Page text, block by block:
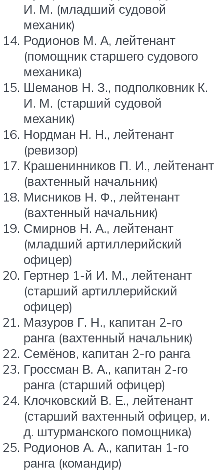
И. М. (младший судовой
механик)
Родионов М. А, лейтенант
(помощник старшего судового
механика)
Шеманов Н. З., подполковник К.
И. М. (старший судовой
механик)
Нордман Н. Н., лейтенант
(ревизор)
Крашенинников П. И., лейтенант
(вахтенный начальник)
Мисников Н. Ф., лейтенант
(вахтенный начальник)
Смирнов Н. А., лейтенант
(младший артиллерийский
офицер)
Гертнер 1-й И. М., лейтенант
(старший артиллерийский
офицер)
Мазуров Г. Н., капитан 2-го
ранга (вахтенный начальник)
Семёнов, капитан 2-го ранга
Гроссман В. А., капитан 2-го
ранга (старший офицер)
Клочковский В. Е., лейтенант
(старший вахтенный офицер, и.
д. штурманского помощника)
Родионов А. А., капитан 1-го
ранга (командир)